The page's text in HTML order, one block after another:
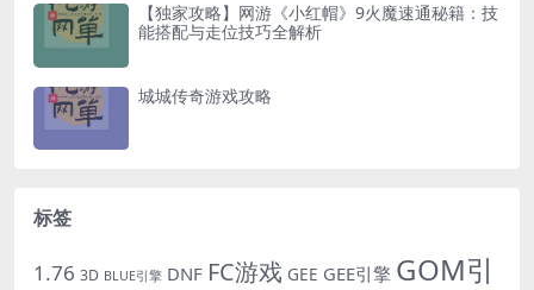
【独家攻略】网游《小红帽》9火魔速通秘籍：技
能搭配与走位技巧全解析
城城传奇游戏攻略
标签
1.76 3D BLUE引擎 DNF FC游戏 GEE GEE引擎 GOM引